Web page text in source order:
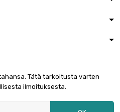
Tätä tarkoitusta varten
ilmoituksesta.